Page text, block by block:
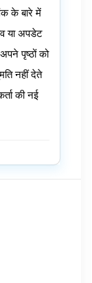
के बारे में
या अपडेट
पृष्ठों को
नहीं देते
की नई